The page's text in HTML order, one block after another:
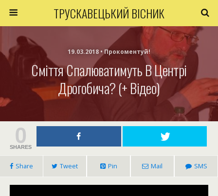
ТРУСКАВЕЦЬКИЙ ВІСНИК
19.03.2018 • Прокоментуй!
Сміття Спалюватимуть В Центрі
Дрогобича? (+ Відео)
0
SHARES
Share Tweet Pin Mail SMS